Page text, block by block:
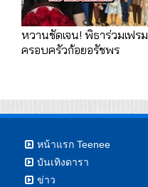
หวานชัดเจน! พิธาร่วมเฟรม
ครอบครัวก้อยอรัชพร
หน้าแรก Teenee
บันเทิงดารา
ข่าว